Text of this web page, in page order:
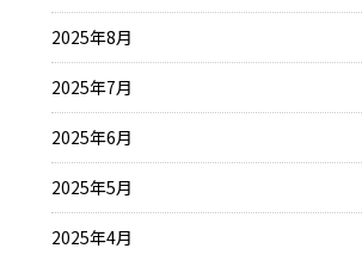
2025年8月
2025年7月
2025年6月
2025年5月
2025年4月